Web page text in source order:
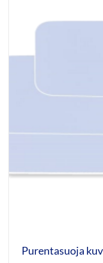
Purentasuoja